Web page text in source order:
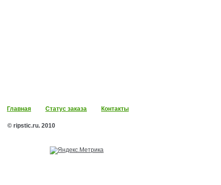
Главная Статус заказа Контакты
© ripstic.ru. 2010